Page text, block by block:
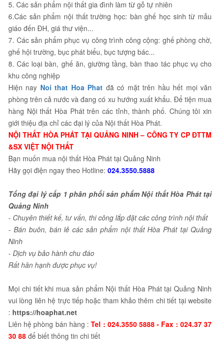
5. Các sản phẩm nội thất gia đình làm từ gỗ tự nhiên
6.Các sản phẩm nội thất trường học: bàn ghế học sinh từ mẫu
giáo đến ĐH, giá thư viện...
7. Các sản phẩm phục vụ công trình công cộng: ghế phòng chờ,
ghế hội trường, bục phát biểu, bục tượng bác...
8. Các loại bàn, ghế ăn, giường tầng, bàn thao tác phục vụ cho
khu công nghiệp
Hiện nay Noi that Hoa Phat đã có mặt trên hầu hết mọi văn
phòng trên cả nước và đang có xu hướng xuất khẩu. Để tiện mua
hàng Nội thất Hòa Phát trên các tỉnh, thành phố. Chúng tôi xin
giới thiệu địa chỉ các đại lý của Nội thất Hòa Phát.
NỘI THẤT HÒA PHÁT TẠI QUẢNG NINH – CÔNG TY CP ĐTTM
&SX VIỆT NỘI THẤT
Bạn muốn mua nội thất Hòa Phát tại Quảng Ninh
Hãy gọi điện ngay theo Hotline: 024.3550.5888
Tổng đại lý cấp 1 phân phối sản phẩm Nội thất Hòa Phát tại
Quảng Ninh
- Chuyên thiết kế, tư vấn, thi công lắp đặt các công trình nội thất
- Bán buôn, bán lẻ các sản phẩm nội thất Hòa Phát tại Quảng
Ninh
- Dịch vụ bảo hành chu đáo
Rất hân hạnh được phục vụ!
Mọi chi tiết khi mua sản phẩm Nội thất Hòa Phát tại Quảng Ninh
vui lòng liên hệ trực tiếp hoặc tham khảo thêm chi tiết tại website
: https://hoaphat.net
Liên hệ phòng bán hàng :Tel : 024.3550 5888 - Fax : 024.37 37
30 88 để biết thông tin chi tiết